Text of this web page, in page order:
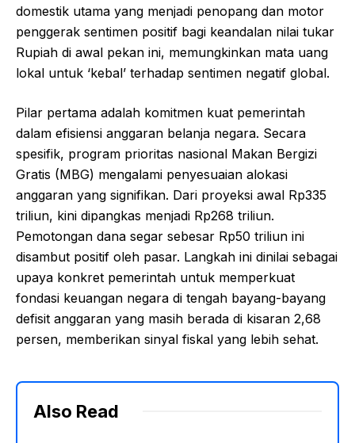
domestik utama yang menjadi penopang dan motor
penggerak sentimen positif bagi keandalan nilai tukar
Rupiah di awal pekan ini, memungkinkan mata uang
lokal untuk ‘kebal’ terhadap sentimen negatif global.
Pilar pertama adalah komitmen kuat pemerintah
dalam efisiensi anggaran belanja negara. Secara
spesifik, program prioritas nasional Makan Bergizi
Gratis (MBG) mengalami penyesuaian alokasi
anggaran yang signifikan. Dari proyeksi awal Rp335
triliun, kini dipangkas menjadi Rp268 triliun.
Pemotongan dana segar sebesar Rp50 triliun ini
disambut positif oleh pasar. Langkah ini dinilai sebagai
upaya konkret pemerintah untuk memperkuat
fondasi keuangan negara di tengah bayang-bayang
defisit anggaran yang masih berada di kisaran 2,68
persen, memberikan sinyal fiskal yang lebih sehat.
Also Read